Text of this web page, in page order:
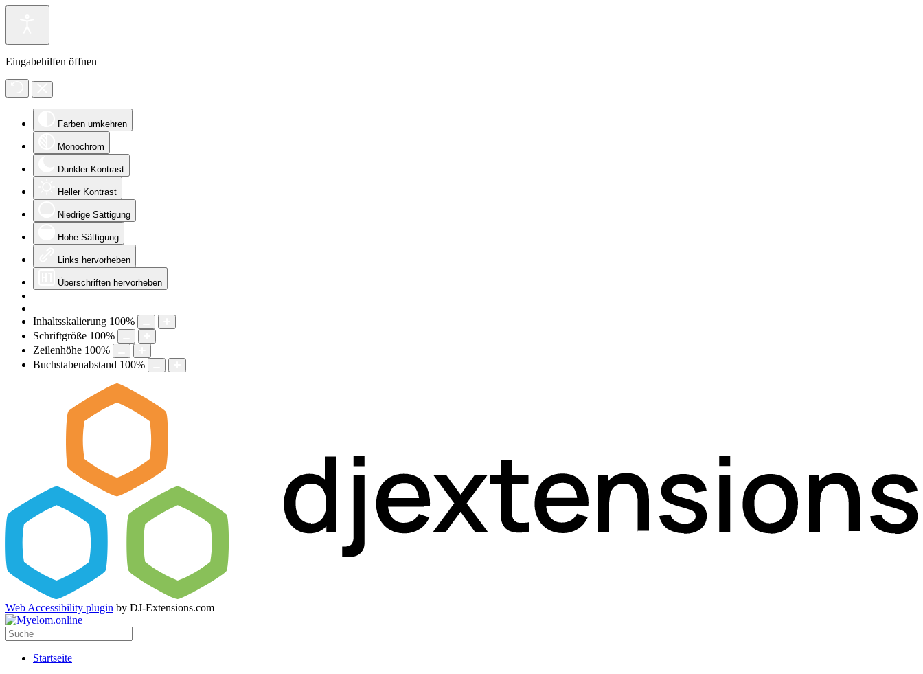
Eingabehilfen öffnen
Farben umkehren
Monochrom
Dunkler Kontrast
Heller Kontrast
Niedrige Sättigung
Hohe Sättigung
Links hervorheben
Überschriften hervorheben
Inhaltsskalierung 100%
Schriftgröße 100%
Zeilenhöhe 100%
Buchstabenabstand 100%
Web Accessibility plugin by DJ-Extensions.com
Zum Hauptinhalt springen
Startseite